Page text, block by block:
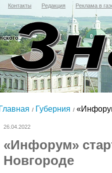
Контакты Редакция Реклама в
Губерния
26.04.2022
«Инфорум»
Новгороде